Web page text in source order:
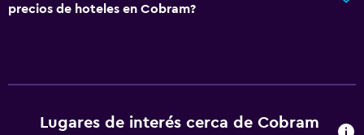
Accesibilidad
Aire libre
Sillas de playa
precios de hoteles en Cobram?
Lugares de interés cerca de Cobram